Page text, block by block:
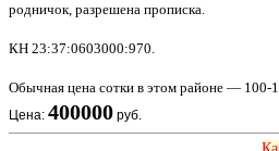
родничок, разрешена прописка.
КН 23:37:0603000:970.
Обычная цена сотки в этом районе — 100-
Цена: 400000 руб.